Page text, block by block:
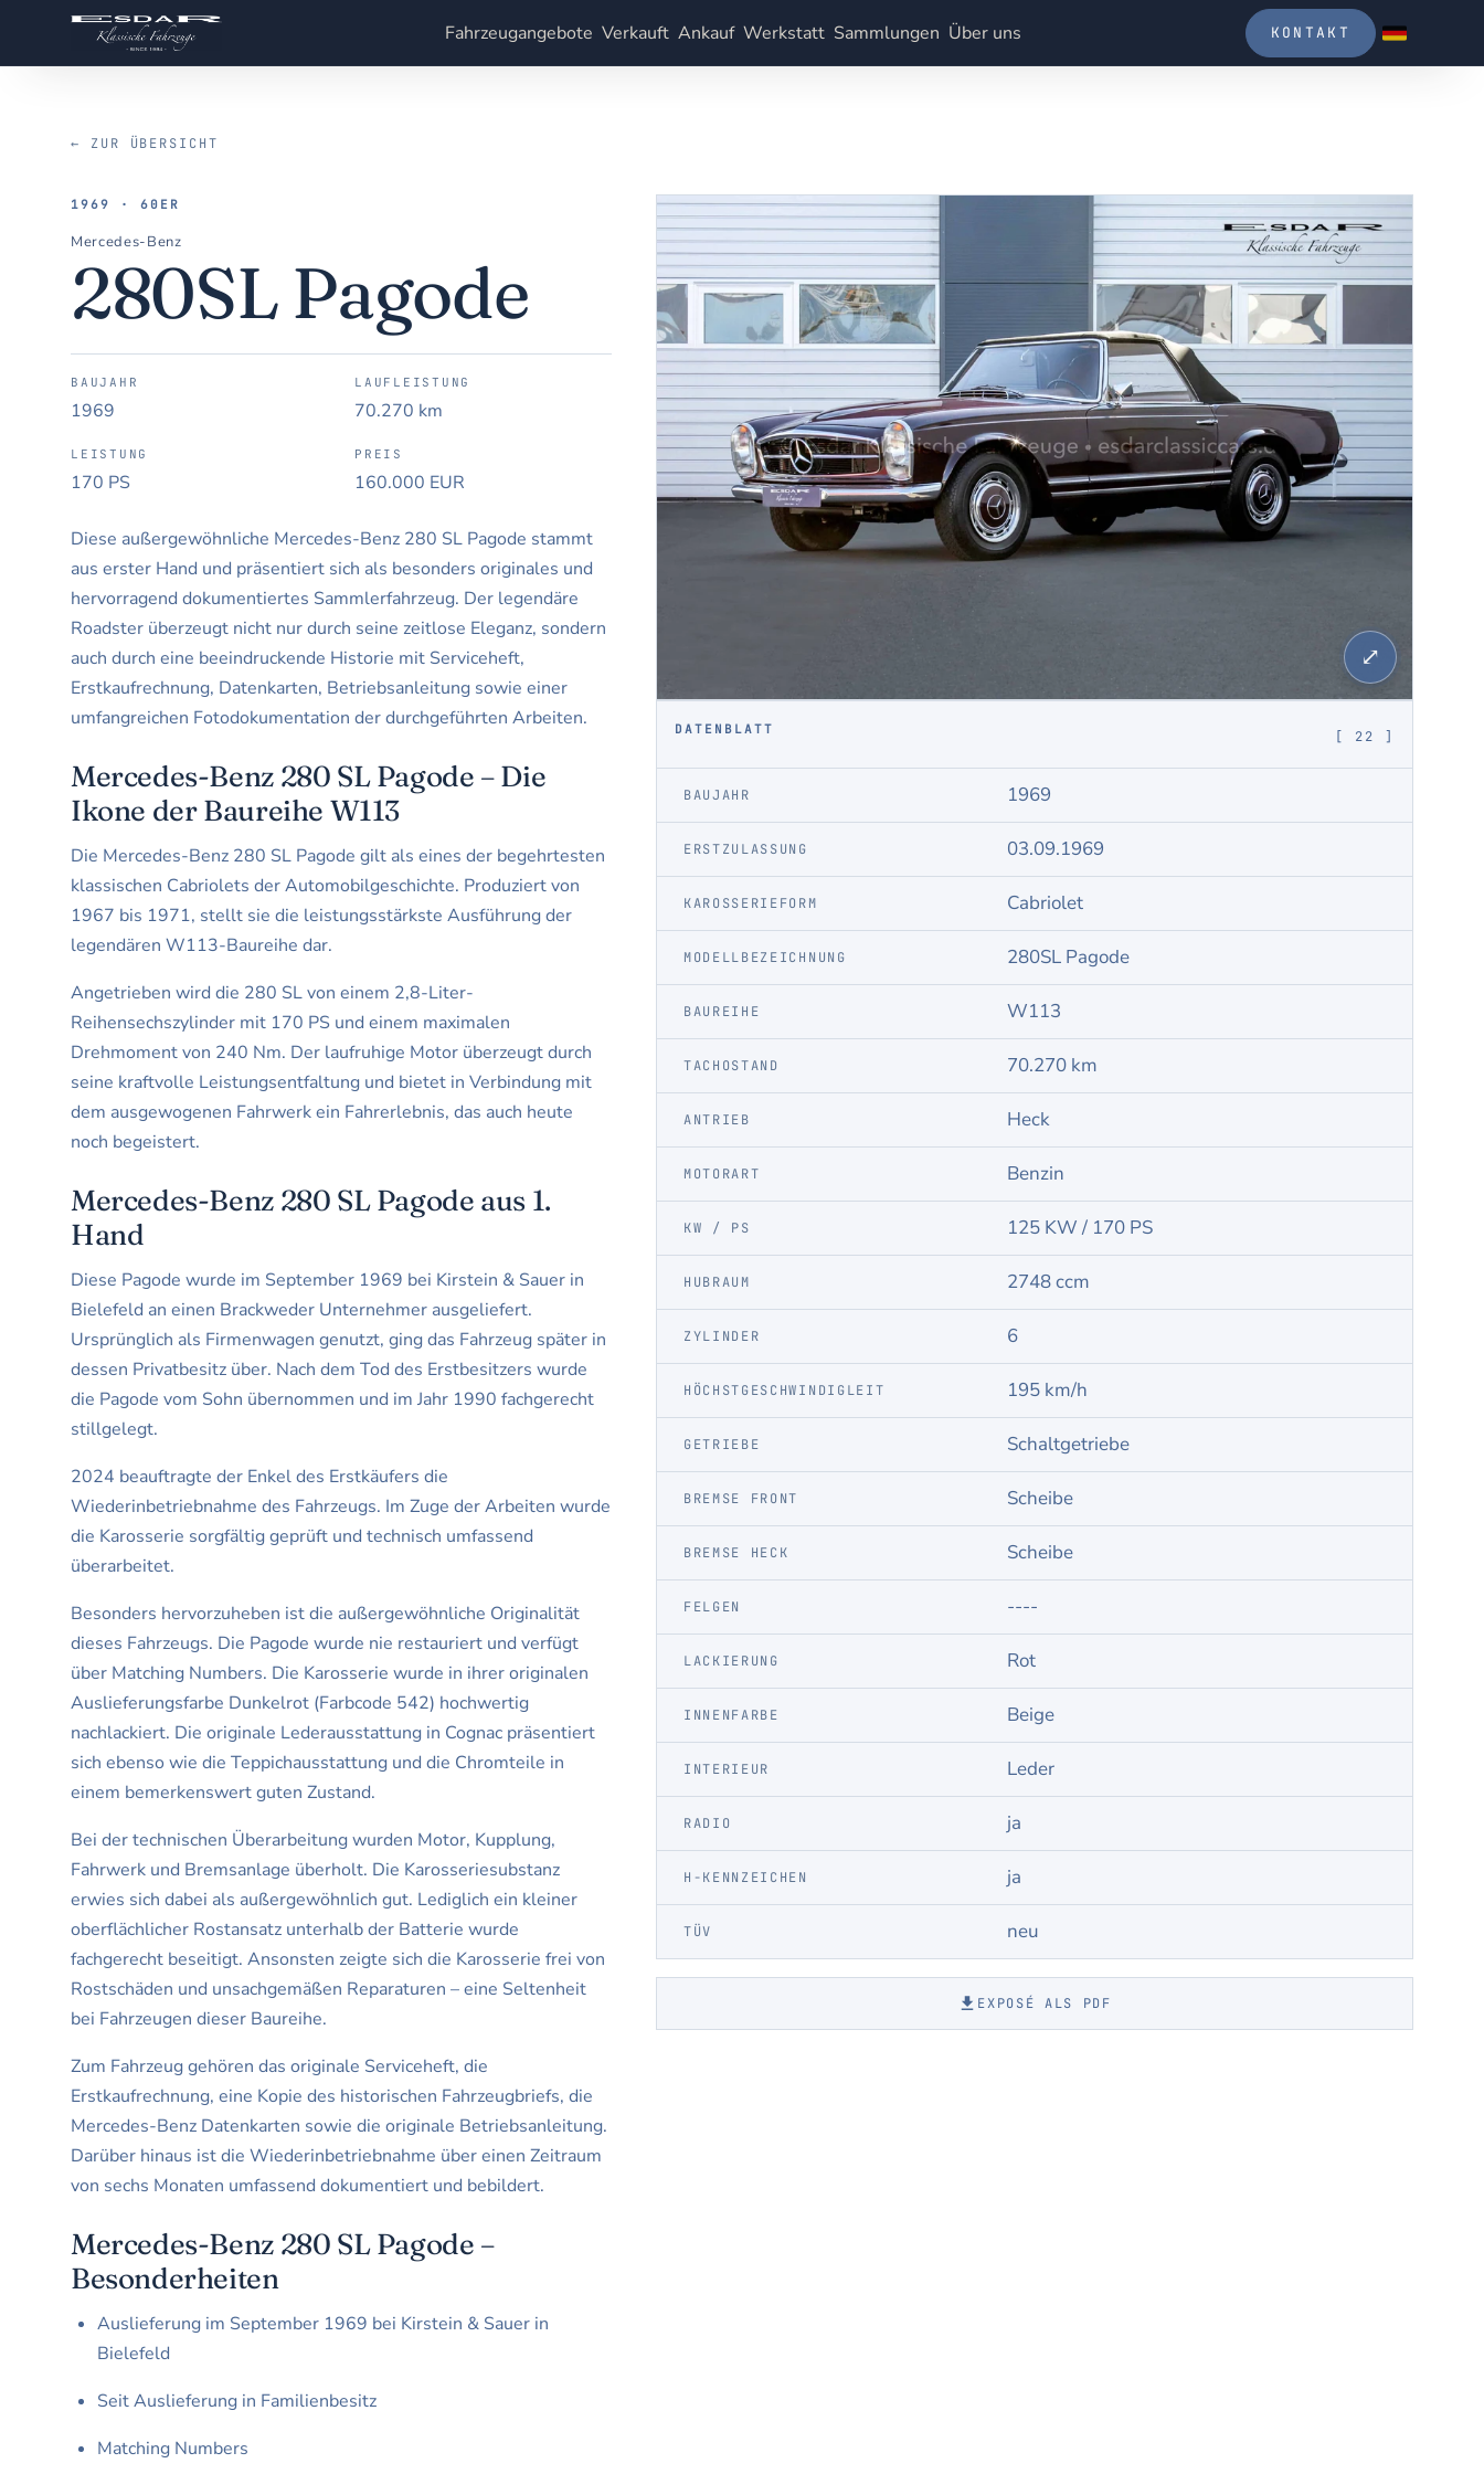
Fahrzeugangebote Verkauft Ankauf Werkstatt Sammlungen Über uns KONTAKT
← ZUR ÜBERSICHT
1969 · 60ER
Mercedes-Benz
280SL Pagode
BAUJAHR
1969
LAUFLEISTUNG
70.270 km
LEISTUNG
170 PS
PREIS
160.000 EUR
Diese außergewöhnliche Mercedes-Benz 280 SL Pagode stammt
aus erster Hand und präsentiert sich als besonders originales und
hervorragend dokumentiertes Sammlerfahrzeug. Der legendäre
Roadster überzeugt nicht nur durch seine zeitlose Eleganz, sondern
auch durch eine beeindruckende Historie mit Serviceheft,
Erstkaufrechnung, Datenkarten, Betriebsanleitung sowie einer
umfangreichen Fotodokumentation der durchgeführten Arbeiten.
Mercedes-Benz 280 SL Pagode – Die
Ikone der Baureihe W113
Die Mercedes-Benz 280 SL Pagode gilt als eines der begehrtesten
klassischen Cabriolets der Automobilgeschichte. Produziert von
1967 bis 1971, stellt sie die leistungsstärkste Ausführung der
legendären W113-Baureihe dar.
Angetrieben wird die 280 SL von einem 2,8-Liter-
Reihensechszylinder mit 170 PS und einem maximalen
Drehmoment von 240 Nm. Der laufruhige Motor überzeugt durch
seine kraftvolle Leistungsentfaltung und bietet in Verbindung mit
dem ausgewogenen Fahrwerk ein Fahrerlebnis, das auch heute
noch begeistert.
Mercedes-Benz 280 SL Pagode aus 1.
Hand
Diese Pagode wurde im September 1969 bei Kirstein & Sauer in
Bielefeld an einen Brackweder Unternehmer ausgeliefert.
Ursprünglich als Firmenwagen genutzt, ging das Fahrzeug später in
dessen Privatbesitz über. Nach dem Tod des Erstbesitzers wurde
die Pagode vom Sohn übernommen und im Jahr 1990 fachgerecht
stillgelegt.
2024 beauftragte der Enkel des Erstkäufers die
Wiederinbetriebnahme des Fahrzeugs. Im Zuge der Arbeiten wurde
die Karosserie sorgfältig geprüft und technisch umfassend
überarbeitet.
Besonders hervorzuheben ist die außergewöhnliche Originalität
dieses Fahrzeugs. Die Pagode wurde nie restauriert und verfügt
über Matching Numbers. Die Karosserie wurde in ihrer originalen
Auslieferungsfarbe Dunkelrot (Farbcode 542) hochwertig
nachlackiert. Die originale Lederausstattung in Cognac präsentiert
sich ebenso wie die Teppichausstattung und die Chromteile in
einem bemerkenswert guten Zustand.
Bei der technischen Überarbeitung wurden Motor, Kupplung,
Fahrwerk und Bremsanlage überholt. Die Karosseriesubstanz
erwies sich dabei als außergewöhnlich gut. Lediglich ein kleiner
oberflächlicher Rostansatz unterhalb der Batterie wurde
fachgerecht beseitigt. Ansonsten zeigte sich die Karosserie frei von
Rostschäden und unsachgemäßen Reparaturen – eine Seltenheit
bei Fahrzeugen dieser Baureihe.
Zum Fahrzeug gehören das originale Serviceheft, die
Erstkaufrechnung, eine Kopie des historischen Fahrzeugbriefs, die
Mercedes-Benz Datenkarten sowie die originale Betriebsanleitung.
Darüber hinaus ist die Wiederinbetriebnahme über einen Zeitraum
von sechs Monaten umfassend dokumentiert und bebildert.
Mercedes-Benz 280 SL Pagode –
Besonderheiten
Auslieferung im September 1969 bei Kirstein & Sauer in
Bielefeld
Seit Auslieferung in Familienbesitz
Matching Numbers
⤢
DATENBLATT [ 22 ]
BAUJAHR 1969
ERSTZULASSUNG 03.09.1969
KAROSSERIEFORM Cabriolet
MODELLBEZEICHNUNG 280SL Pagode
BAUREIHE W113
TACHOSTAND 70.270 km
ANTRIEB Heck
MOTORART Benzin
KW / PS 125 KW / 170 PS
HUBRAUM 2748 ccm
ZYLINDER 6
HÖCHSTGESCHWINDIGLEIT 195 km/h
GETRIEBE Schaltgetriebe
BREMSE FRONT Scheibe
BREMSE HECK Scheibe
FELGEN ----
LACKIERUNG Rot
INNENFARBE Beige
INTERIEUR Leder
RADIO ja
H-KENNZEICHEN ja
TÜV neu
EXPOSÉ ALS PDF